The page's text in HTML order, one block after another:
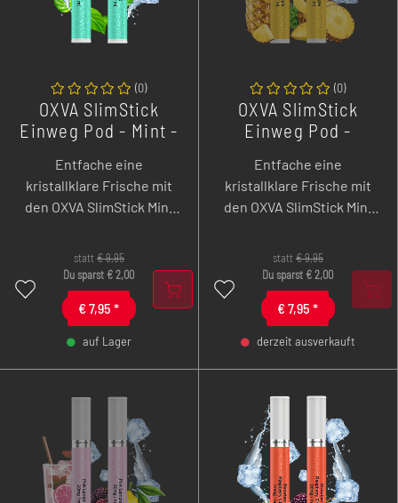
- +
statt€9,95
Du sparst € 2,00
€ 7,95 *
auf Lager
(0)
OXVA SlimStick
Einweg Pod - Mint -
Entfache eine
kristallklare Frische mit
den OXVA SlimStick Mint
deine SlimStick für ein
angenehm erfrischendes
MTL-Erlebnis bei jedem
Zug!
- +
statt€9,95
Du sparst € 2,00
€ 7,95 *
derzeit ausverkauft
(0)
OXVA SlimStick
Einweg Pod -
Pack
Entfache eine
kristallklare Frische mit
den OXVA SlimStick Mint
deine SlimStick für ein
angenehm erfrischendes
MTL-Erlebnis bei jedem
Zug!